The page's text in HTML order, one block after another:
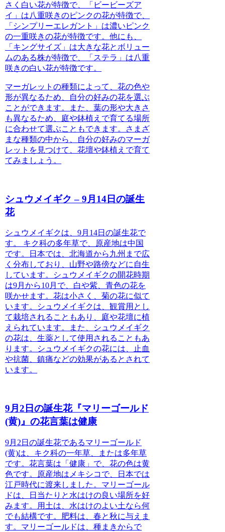
さく白い花が特徴で、
「ビービーズア
イ」 は八重咲きのピンクの花が特徴で、
「シンプリーエレガント」 は濃いピンク
の一重咲きの花が特徴です。他にも、
「キングサイズ」 は大きな花とボリュー
ムのある株が特徴で、
「ステラ」 は八重
咲きの白い花が特徴です。
マーガレットの種類によって、花の色や
形が異なるため、自分の好みの花を選ぶ
ことができます。また、葉の形や大きさ
も異なるため、庭や鉢植えで育てる場所
に合わせて選ぶこともできます。さまざ
まな種類の中から、自分の好みのマーガ
レットを見つけて、花壇や鉢植えで育て
てみましょう。
シュウメイギク – 9月14日の誕生
花
シュウメイギクは、9月14日の誕生花で
す。
キク科の多年草で、原産地は中国
です。日本では、北海道から九州まで広
く分布しており、山野や路傍などに自生
しています。シュウメイギクの開花時期
は9月から10月で、白や紫、青色の花を
咲かせます。花は小さく、菊の花に似て
います。シュウメイギクは、観賞用とし
て栽培されることもあり、庭や花壇に植
えられています。また、シュウメイギク
の花は、生薬として使用されることもあ
ります。シュウメイギクの花には、止血
や抗菌、鎮痛などの効果があるとされて
います。
9月2日の誕生花『マリーゴールド
(黄)』の花言葉は健康
9月2日の誕生花であるマリーゴールド
(黄)は、キク科の一年草、または多年草
です。花言葉は「健康」で、花の色は黄
色です。原産地はメキシコで、日本では
江戸時代に渡来しました。 マリーゴール
ドは、日当たりと水はけの良い場所を好
みます。用土は、水はけのよい土なら何
でも結構です。肥料は、春と秋に与えま
す。マリーゴールドは、種まきからで